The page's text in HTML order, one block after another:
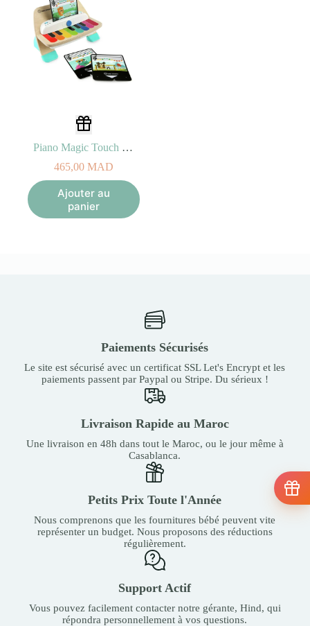
Piano Magic Touch Hape 6M+
465,00 MAD
Ajouter au
panier
Paiements Sécurisés
Le site est sécurisé avec un certificat SSL Let's Encrypt et les
paiements passent par Paypal ou Stripe. Du sérieux !
Livraison Rapide au Maroc
Une livraison en 48h dans tout le Maroc, ou le jour même à
Casablanca.
Petits Prix Toute l'Année
Nous comprenons que les fournitures bébé peuvent vite
représenter un budget. Nous proposons des réductions
régulièrement.
Support Actif
Vous pouvez facilement contacter notre gérante, Hind, qui
répondra personnellement à vos questions.